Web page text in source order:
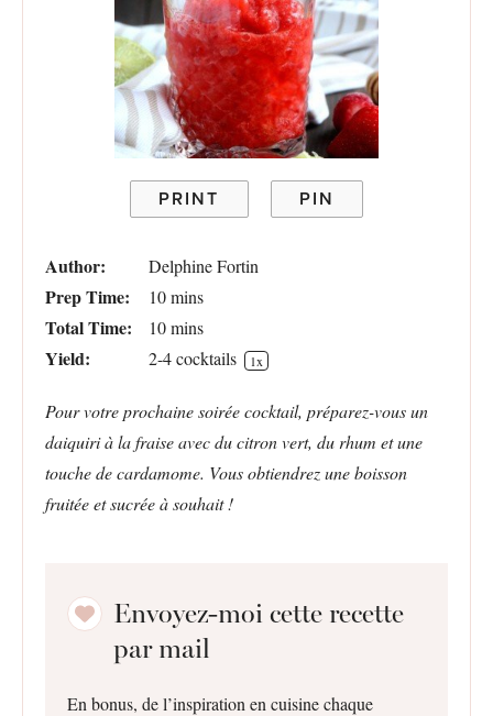
PRINT PIN
Author: Delphine Fortin
Prep Time: 10 mins
Total Time: 10 mins
Yield: 2-4cocktails 1x
Pour votre prochaine soirée cocktail, préparez-vous un
daiquiri à la fraise avec du citron vert, du rhum et une
touche de cardamome. Vous obtiendrez une boisson
fruitée et sucrée à souhait !
Envoyez-moi cette recette
par mail
En bonus, de l’inspiration en cuisine chaque